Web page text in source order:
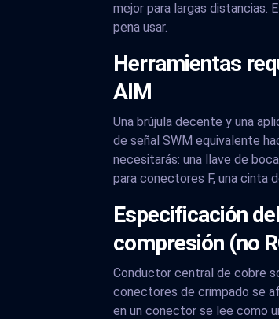
mejor para largas distancias.
pena usar.
Herramientas
AIM
Una brújula decente y una
de señal SWM equivalente
necesitarás: una llave de
para conectores F, una cinta
Especificación
compresión (no
Conductor central de cobre
conectores de crimpado se
en un conector se lee como